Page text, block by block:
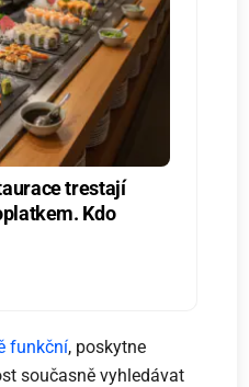
trestají
Kdo
funkční, poskytne
současně vyhledávat